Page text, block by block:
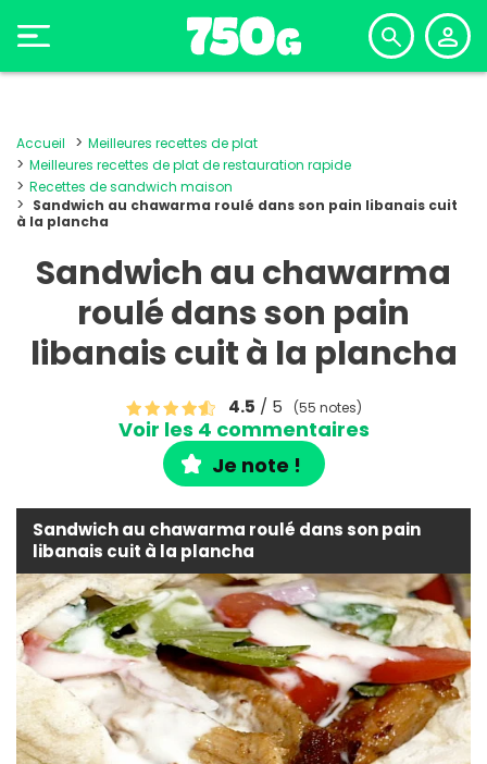
Accueil
Meilleures recettes de plat
Meilleures recettes de plat de restauration rapide
Recettes de sandwich maison
Sandwich au chawarma roulé dans son pain libanais cuit
à la plancha
Sandwich au chawarma
roulé dans son pain
libanais cuit à la plancha
4.5 / 5 (55 notes)
Voir les 4 commentaires
Je note !
Sandwich au chawarma roulé dans son pain
libanais cuit à la plancha